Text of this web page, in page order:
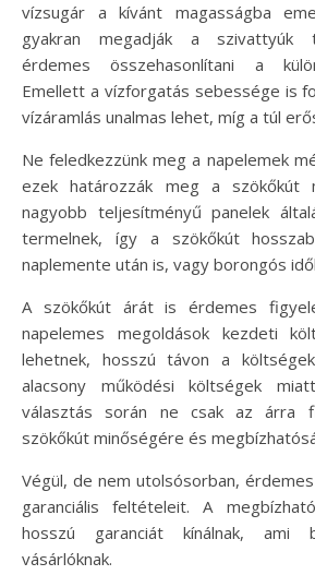
vízsugár a kívánt magasságba
gyakran megadják a szivattyúk
érdemes összehasonlítani a
Emellett a vízforgatás sebessége is
vízáramlás unalmas lehet, míg a túl
Ne feledkezzünk meg a napelemek
ezek határozzák meg a szökőkút
nagyobb teljesítményű panelek
termelnek, így a szökőkút
naplemente után is, vagy borongós
A szökőkút árát is érdemes
napelemes megoldások kezdeti
lehetnek, hosszú távon a
alacsony működési költségek
választás során ne csak az árra
szökőkút minőségére és
Végül, de nem utolsósorban,
garanciális feltételeit. A
hosszú garanciát kínálnak, ami
vásárlóknak.